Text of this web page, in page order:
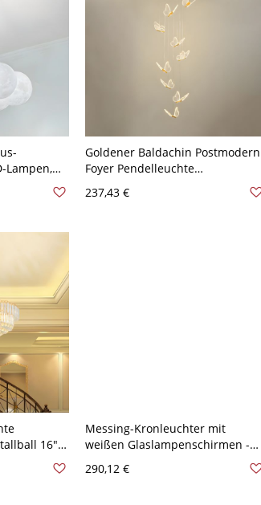
Lampen,
Goldener Baldachin Postmodern
Foyer Pendelleuchte
Schmetterling Acryl Cluster LED
Pendellampe - 110V-120V Golden
237,43 €
16"
Messing-Kronleuchter mit
weißen Glaslampenschirmen -
290,12 €